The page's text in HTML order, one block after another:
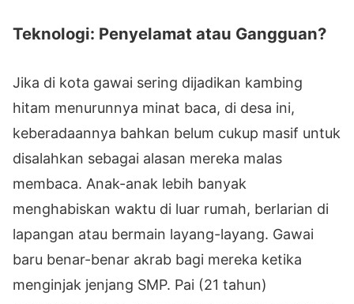
Teknologi: Penyelamat atau Gangguan?
Jika di kota gawai sering dijadikan kambing
hitam menurunnya minat baca, di desa ini,
keberadaannya bahkan belum cukup masif untuk
disalahkan sebagai alasan mereka malas
membaca. Anak-anak lebih banyak
menghabiskan waktu di luar rumah, berlarian di
lapangan atau bermain layang-layang. Gawai
baru benar-benar akrab bagi mereka ketika
menginjak jenjang SMP. Pai (21 tahun)